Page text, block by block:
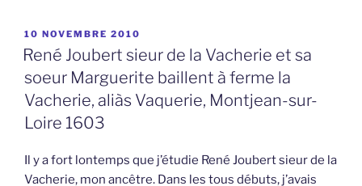
PUBLIÉ
10 NOVEMBRE 2010
René Joubert sieur de la Vacherie et sa
soeur Marguerite baillent à ferme la
Vacherie, aliàs Vaquerie, Montjean-sur-
Loire 1603
Il y a fort lontemps que j’étudie René Joubert sieur de la
Vacherie, mon ancêtre. Dans les tous débuts, j’avais